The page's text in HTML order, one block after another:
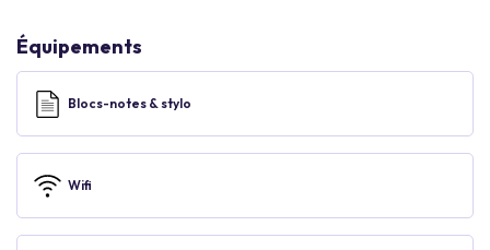
Équipements
Blocs-notes & stylo
Wifi